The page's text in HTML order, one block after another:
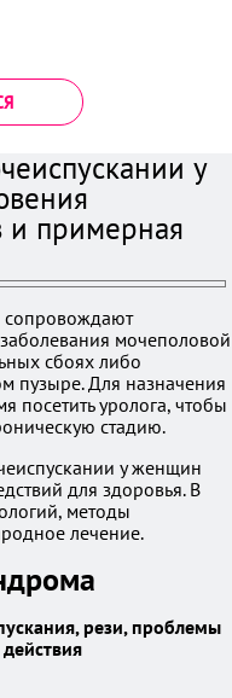
у
и примерная
сопровождают
мочеполовой
сбоях либо
пузыре. Для назначения
посетить уролога, чтобы
стадию.
у женщин
для здоровья. В
методы
лечение.
рези, проблемы